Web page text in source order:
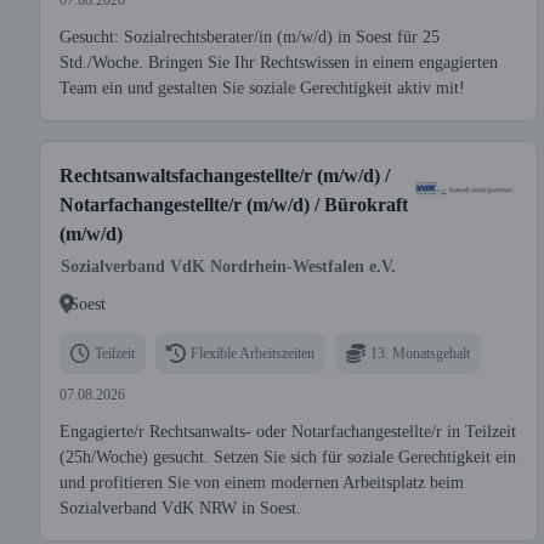
Gesucht: Sozialrechtsberater/in (m/w/d) in Soest für 25
Std./Woche. Bringen Sie Ihr Rechtswissen in einem engagierten
Team ein und gestalten Sie soziale Gerechtigkeit aktiv mit!
Rechtsanwaltsfachangestellte/r (m/w/d) /
Notarfachangestellte/r (m/w/d) / Bürokraft
(m/w/d)
Sozialverband VdK Nordrhein-Westfalen e.V.
Soest
Teilzeit Flexible Arbeitszeiten 13. Monatsgehalt
07.08.2026
Engagierte/r Rechtsanwalts- oder Notarfachangestellte/r in Teilzeit
(25h/Woche) gesucht. Setzen Sie sich für soziale Gerechtigkeit ein
und profitieren Sie von einem modernen Arbeitsplatz beim
Sozialverband VdK NRW in Soest.